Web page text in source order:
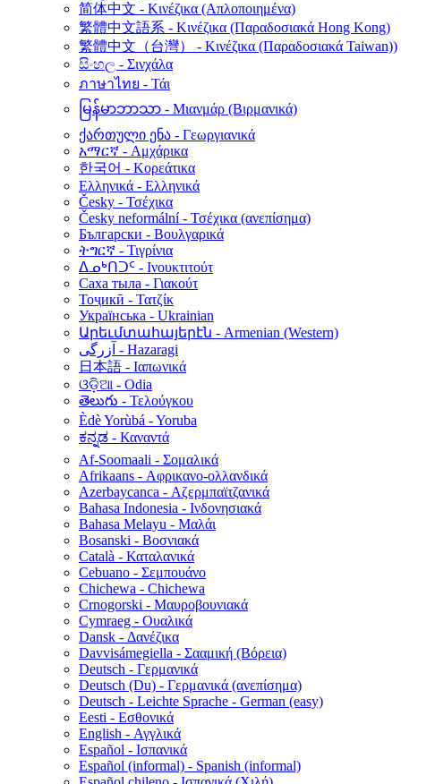
简体中文 - Κινέζικα (Απλοποιημένα)
繁體中文語系 - Κινέζικα (Παραδοσιακά Hong Kong)
繁體中文（台灣） - Κινέζικα (Παραδοσιακά Taiwan))
සිංහල - Σινχάλα
ภาษาไทย - Τάι
မြန်မာဘာသာ - Μιανμάρ (Βιρμανικά)
ქართული ენა - Γεωργιανικά
አማርኛ - Αμχάρικα
한국어 - Κορεάτικα
Ελληνικά - Ελληνικά
Česky - Τσέχικα
Česky neformální - Τσέχικα (ανεπίσημα)
Български - Βουλγαρικά
ትግርኛ - Τιγρίνια
ᐃᓄᒃᑎᑐᑦ - Ινουκτιτούτ
Саха тыла - Γιακούτ
Тоҷикӣ - Τατζίκ
Українська - Ukrainian
Արեւմտահայերէն - Armenian (Western)
آزرگی - Hazaragi
日本語 - Ιαπωνικά
ଓଡ଼ିଆ - Odia
తెలుగు - Τελούγκου
Èdè Yorùbá - Yoruba
ಕನ್ನಡ - Καναντά
Af-Soomaali - Σομαλικά
Afrikaans - Αφρικανο-ολλανδικά
Azerbaycanca - Αζερμπαϊτζανικά
Bahasa Indonesia - Ινδονησιακά
Bahasa Melayu - Μαλάι
Bosanski - Βοσνιακά
Català - Καταλανικά
Cebuano - Σεμπουάνο
Chichewa - Chichewa
Crnogorski - Μαυροβουνιακά
Cymraeg - Ουαλικά
Dansk - Δανέζικα
Davvisámegiella - Σααμική (Βόρεια)
Deutsch - Γερμανικά
Deutsch (Du) - Γερμανικά (ανεπίσημα)
Deutsch - Leichte Sprache - German (easy)
Eesti - Εσθονικά
English - Αγγλικά
Español - Ισπανικά
Español (informal) - Spanish (informal)